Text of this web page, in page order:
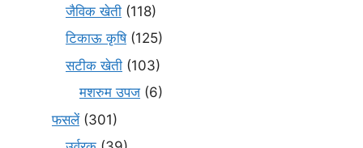
जैविक खेती (118)
टिकाऊ कृषि(125)
सटीक खेती (103)
मशरुम उपज (6)
फसलें(301)